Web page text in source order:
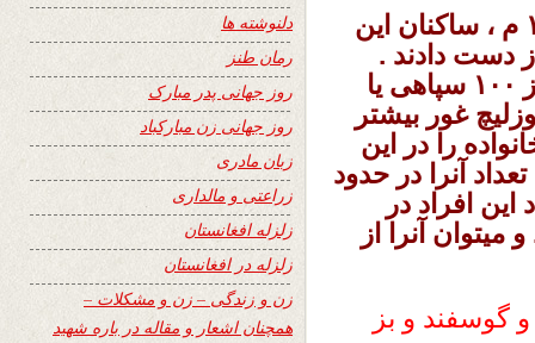
از زمان قیام فیروزکوهی ها در سال ۱۸۸۷ م ، ساکنان این
دست دادند .
نیروهای مسلح در این ولسوالی ۱۹۰۴ م از ۱۰۰ سپاهی یا
دار در پوزلیچ غور بیشتر
میجر وانلیس انگلیسی ۵۵۰۰ خانواده را در این
آنرا در حدود
این افراد در
آنرا از
الاغ هزار و گوسفند و بز
دلنوشته ها
رمان طنز
روز جهانی پدر مبارک
روز جهانی زن مبارکباد
زبان مادری
زراعتی و مالداری
زلزله افغانستان
زلزله در افغانستان
زن و زندگی – زن و مشکلات –
همچنان اشعار و مقاله در باره شهید